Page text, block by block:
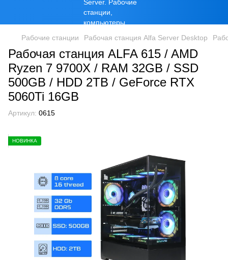
Рабочие станции Рабочая станция Alfa Server Desktop
Рабочая станция ALFA 615 / AMD
Ryzen 7 9700X / RAM 32GB / SSD
500GB / HDD 2TB / GeForce RTX
5060Ti 16GB
Артикул: 0615
НОВИНКА